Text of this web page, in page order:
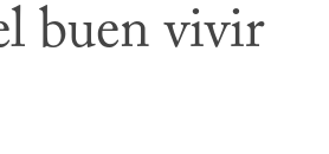
buen vivir